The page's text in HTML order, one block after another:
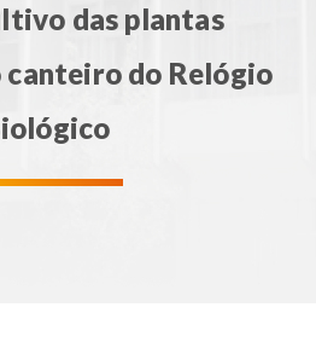
das plantas
canteiro do Relógio